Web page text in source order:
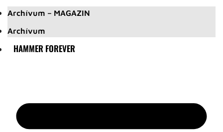
Archívum – MAGAZIN
Archívum
HAMMER FOREVER